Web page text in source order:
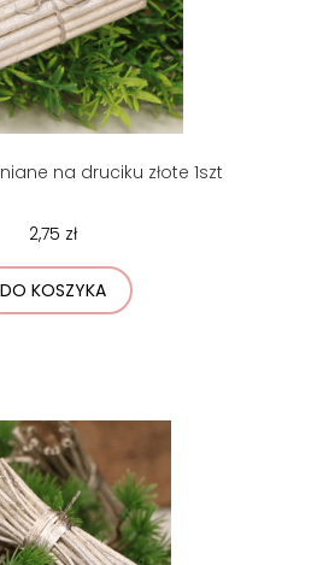
na druciku złote 1szt
2,75 zł
DO KOSZYKA